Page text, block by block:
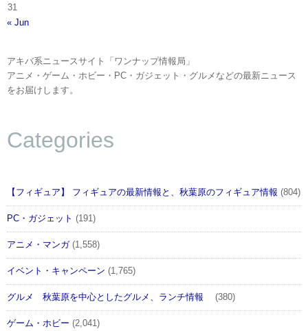
31
« Jun
アキバ系ニュースサイト「ワンナップ情報局」
アニメ・ゲーム・ホビー・PC・ガジェット・グルメなどの最新ニュース
をお届けします。
Categories
【フィギュア】 フィギュアの最新情報と、秋葉原のフィギュア情報 (804)
PC・ガジェット (191)
アニメ・マンガ(1,558)
イベント・キャンペーン (1,765)
グルメ 秋葉原を中心としたグルメ、ランチ情報 (380)
ゲーム・ホビー (2,041)